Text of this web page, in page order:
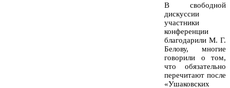
В свободной
дискуссии
участники
конференции
благодарили М. Г.
Белову, многие
говорили о том,
что обязательно
перечитают после
«Ушаковских